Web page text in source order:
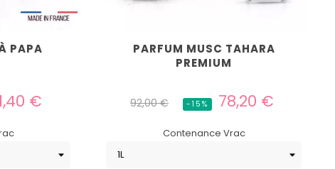
PAPA
€
PARFUM MUSC TAHARA
PREMIUM
Prix
92,00 € -15%
Prix
78,20 €
Contenance Vrac